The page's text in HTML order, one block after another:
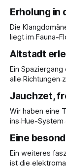
befand sich
Festungshof 1
Domänengut
Erholung in
Die
liegt im Fauna-
Spaziergängen
erleben und sie
eine naturnahe,
Altstadt
Ein
alle Richtungen
1000 denkmalgeschützte
Schmankerl ist
Jauchzet,
Wir haben eine
ins Hue-System
betonen den
ungewöhnliche
gesamten
Eine
Ein weiteres
ist die